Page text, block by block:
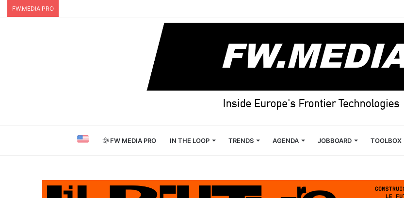
FW.MEDIA PRO
FW MEDIA PRO IN THE LOOP TRENDS AGENDA JOBBOARD TOOLBOX